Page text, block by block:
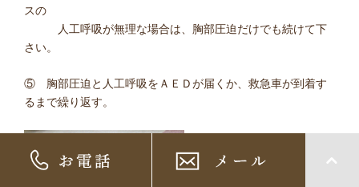
スの
人工呼吸が無理な場合は、胸部圧迫だけでも続けて下
さい。
⑤ 胸部圧迫と人工呼吸をＡＥＤが届くか、救急車が到着す
るまで繰り返す。